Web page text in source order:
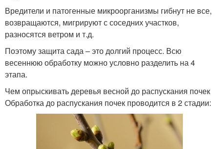
Вредители и патогенные микроорганизмы гибнут не все,
возвращаются, мигрируют с соседних участков,
разносятся ветром и т.д.
Поэтому защита сада – это долгий процесс. Всю
весеннюю обработку можно условно разделить на 4
этапа.
Чем опрыскивать деревья весной до распускания почек
Обработка до распускания почек проводится в 2 стадии: